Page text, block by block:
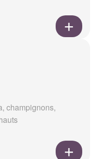
champignons,